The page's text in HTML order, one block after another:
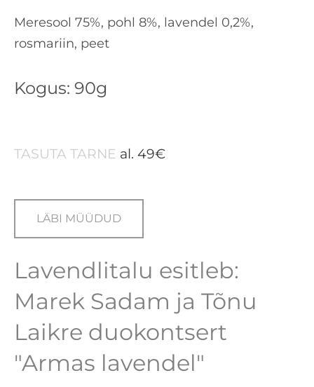
Meresool 75%, pohl 8%, lavendel 0,2%,
rosmariin, peet
Kogus: 90g
TASUTA TARNE al. 49€
LÄBI MÜÜDUD
Lavendlitalu esitleb:
Marek Sadam ja Tõnu
Laikre duokontsert
"Armas lavendel"